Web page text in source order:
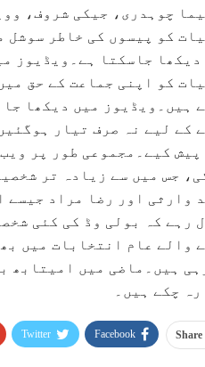
چوہدری، جیکی شروف،
کو پیسوں کی خاطر سوشل
دیکھا جاسکتا ہے۔ویڈیوز
کو اپنی جماعت کے حق
ہیں۔ویڈیوز میں دیکھا
کے لیے نہ صرف تیار
جس میں سے زیادہ تر
وارثی اور رضا مراد جیسے
رہے کہ بولی وڈ کی کئی
والے عام انتخابات میں
ہیں۔ماضی میں امیتابھ
رہ چکے ہیں۔
Share
Facebook
Twitter